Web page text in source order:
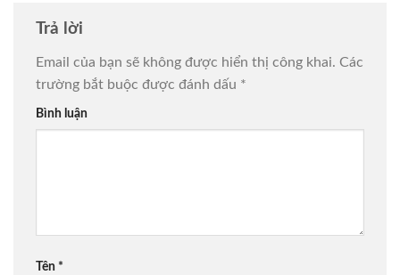
Trả lời
Email của bạn sẽ không được hiển thị công khai. Các
trường bắt buộc được đánh dấu *
Bình luận
Tên *